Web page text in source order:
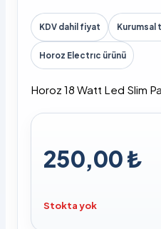
KDV dahil fiyat Kurumsal
Horoz Electrıc ürünü
Horoz 18 Watt Led Slim
250,00 ₺
Stokta yok